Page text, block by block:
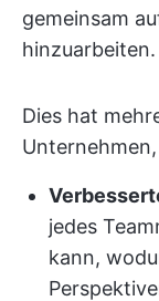
gemeinsam
hinzuarbeiten.
Dies hat
jedes
kann,